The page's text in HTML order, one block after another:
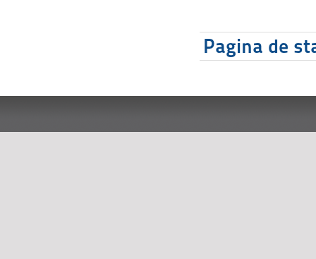
Pagina de